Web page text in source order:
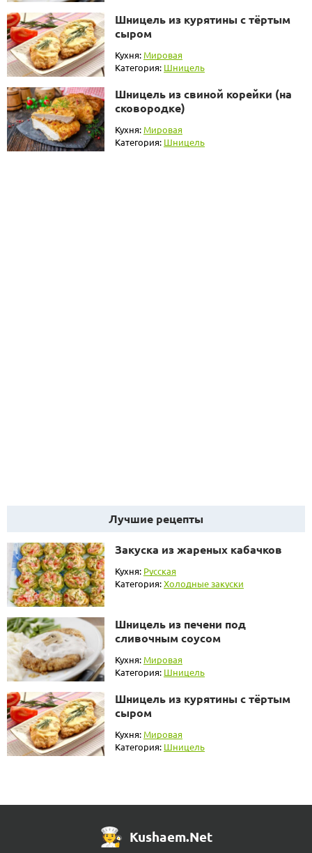
Шницель из курятины с тёртым
сыром
Кухня:Мировая
Категория: Шницель
Шницель из свиной корейки (на
сковородке)
Кухня: Мировая
Категория: Шницель
Лучшие рецепты
Закуска из жареных кабачков
Кухня: Русская
Категория:Холодные закуски
Шницель из печени под
сливочным соусом
Кухня: Мировая
Категория: Шницель
Шницель из курятины с тёртым
сыром
Кухня: Мировая
Категория: Шницель
Kushaem.Net